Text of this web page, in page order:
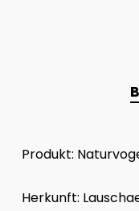
Produkt:
Herkunft: